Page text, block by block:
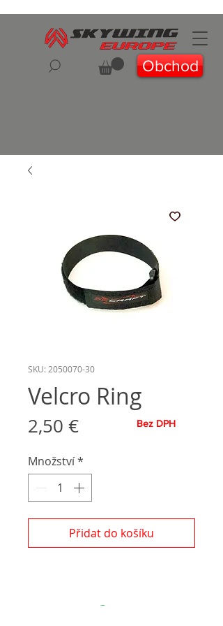
Obchod
SKU: 2050070-30
Velcro Ring
2,50 €Cena
Množství*
Přidat do košíku
Bez DPH